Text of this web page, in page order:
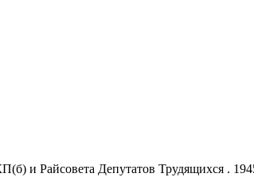
и Райсовета Депутатов Трудящихся .